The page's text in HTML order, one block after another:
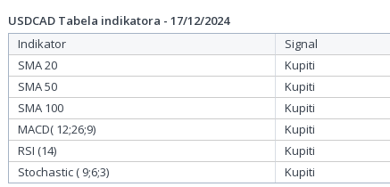
USDCAD Tabela indikatora - 17/12/2024
Indikator
Signal
SMA 20
Kupiti
SMA 50
Kupiti
SMA 100
Kupiti
MACD( 12;26;9)
Kupiti
RSI (14)
Kupiti
Stochastic ( 9;6;3)
Kupiti